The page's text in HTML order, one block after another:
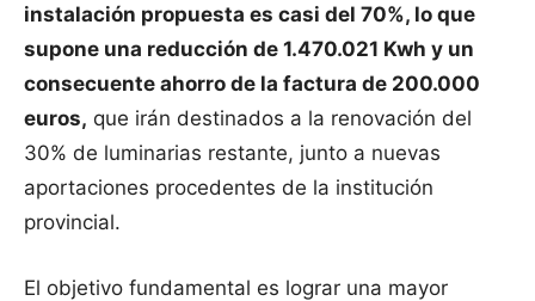
instalación propuesta es casi del 70%, lo que
supone una reducción de 1.470.021 Kwh y un
consecuente ahorro de la factura de 200.000
euros, que irán destinados a la renovación del
30% de luminarias restante, junto a nuevas
aportaciones procedentes de la institución
provincial.
El objetivo fundamental es lograr una mayor